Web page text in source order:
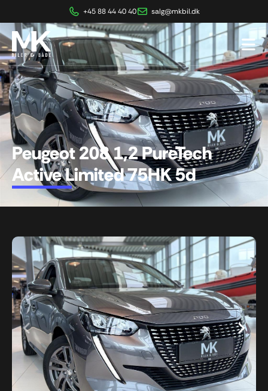
+45 88 44 40 40 salg@mkbil.dk
Peugeot 208 1,2 PureTech
Active Limited 75HK 5d